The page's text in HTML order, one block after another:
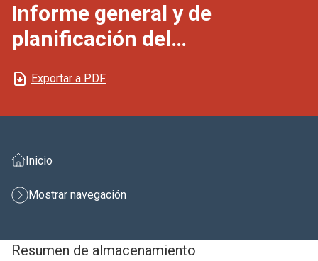
Informe general y de
planificación del
Exportar a PDF
Inicio
Mostrar navegación
Resumen de almacenamiento